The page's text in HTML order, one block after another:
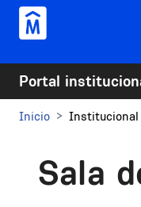
Pasar al contenido
Portal
Inicio Institucional
Sala